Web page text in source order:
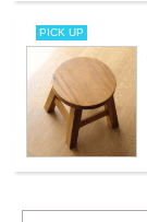
PICK UP